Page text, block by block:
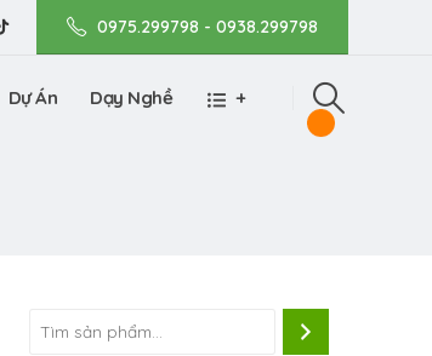
0975.299798 - 0938.299798
Dự Án Dạy Nghề +